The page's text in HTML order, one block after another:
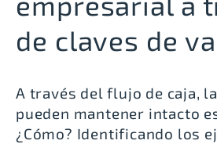
de claves de
A través del flujo de caja,
pueden mantener intacto
¿Cómo? Identificando los